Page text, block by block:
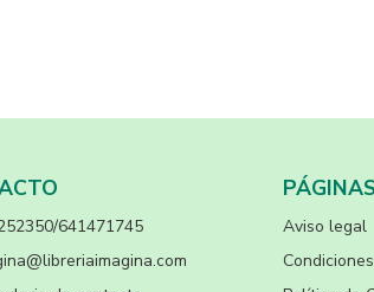
641471745
Aviso legal